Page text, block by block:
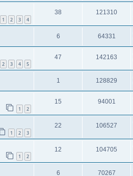
1 2 3 4
38 121310
6 64331
2 3 4 5
47 142163
1 128829
1 2
15 94001
1 2 3
22 106527
1 2
12 104705
6 70267